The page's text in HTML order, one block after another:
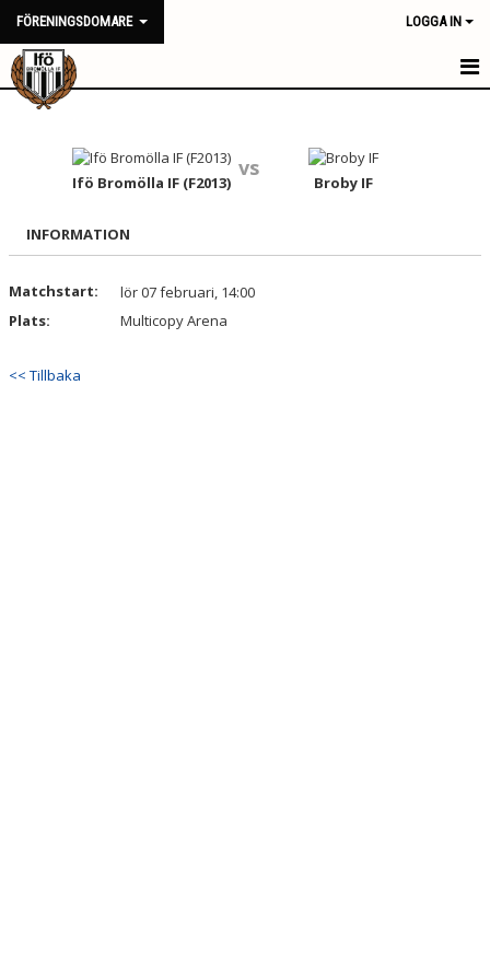
FÖRENINGSDOMARE LOGGA IN
HEM
TRUPPEN
BILDGALLERI
Ifö Bromölla IF (F2013)
vs
Broby IF
INFORMATION
Matchstart:
lör 07 februari, 14:00
Plats:
Multicopy Arena
<< Tillbaka